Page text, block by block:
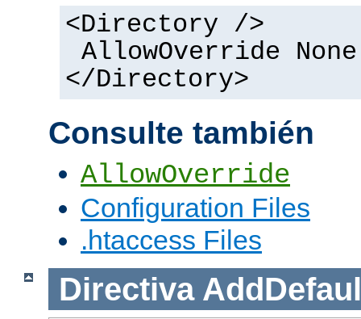
<Directory />
AllowOverride None
</Directory>
Consulte también
AllowOverride
Configuration Files
.htaccess Files
Directiva